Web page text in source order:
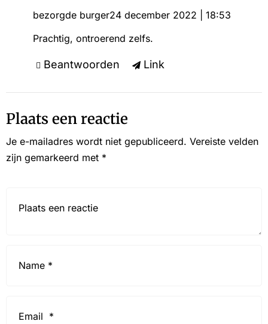
bezorgde burger24 december 2022 | 18:53
Prachtig, ontroerend zelfs.
Beantwoorden Link
Plaats een reactie
Je e-mailadres wordt niet gepubliceerd. Vereiste velden
zijn gemarkeerd met *